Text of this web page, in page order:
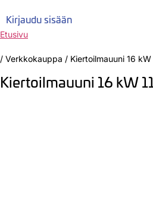
Kirjaudu sisään
Etusivu
/ Verkkokauppa / Kiertoilmauuni 16 kW
Kiertoilmauuni 16 kW